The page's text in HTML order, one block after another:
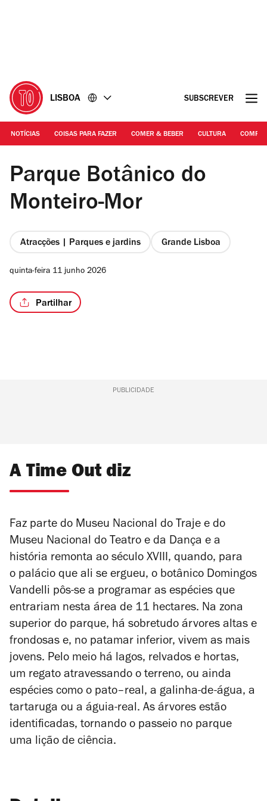
LISBOA SUBSCREVER
NOTÍCIAS COISAS PARA FAZER COMER & BEBER CULTURA
DR | Parque Botânico do Monteiro-Mor
Parque Botânico do
Monteiro-Mor
Atracções | Parques e jardins Grande Lisboa
quinta-feira 11 junho 2026
Partilhar
PUBLICIDADE
A Time Out diz
Faz parte do Museu Nacional do Traje e do
Museu Nacional do Teatro e da Dança e a
história remonta ao século XVIII, quando, para
o palácio que ali se ergueu, o botânico Domingos
Vandelli pôs-se a programar as espécies que
entrariam nesta área de 11 hectares. Na zona
superior do parque, há sobretudo árvores altas e
frondosas e, no patamar inferior, vivem as mais
jovens. Pelo meio há lagos, relvados e hortas,
um regato atravessando o terreno, ou ainda
espécies como o pato–real, a galinha-de-água, a
tartaruga ou a águia-real. As árvores estão
identificadas, tornando o passeio no parque
uma lição de ciência.